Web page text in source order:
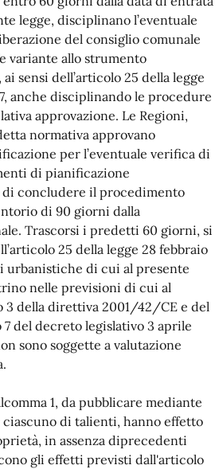
legge, disciplinano l’eventuale
del consiglio comunale
variante allo strumento
sensi dell’articolo 25 della legge
anche disciplinando le procedure
approvazione. Le Regioni,
normativa approvano
per l’eventuale verifica di
di pianificazione
di concludere il procedimento
di 90 giorni dalla
Trascorsi i predetti 60 giorni, si
25 della legge 28 febbraio
urbanistiche di cui al presente
nelle previsioni di cui al
3 della direttiva 2001/42/CE e del
7 del decreto legislativo 3 aprile
sono soggette a valutazione
1, da pubblicare mediante
di talienti, hanno effetto
in assenza diprecedenti
gli effetti previsti dall'articolo